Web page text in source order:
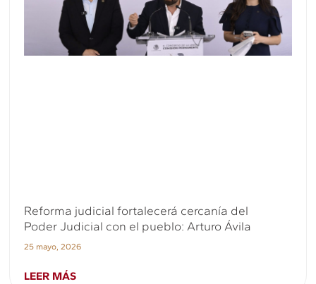
Reforma judicial fortalecerá cercanía del
Poder Judicial con el pueblo: Arturo Ávila
25 mayo, 2026
LEER MÁS